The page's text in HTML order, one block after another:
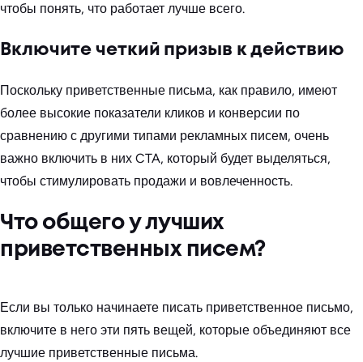
чтобы понять, что работает лучше всего.
Включите четкий призыв к действию
Поскольку приветственные письма, как правило, имеют
более высокие показатели кликов и конверсии по
сравнению с другими типами рекламных писем, очень
важно включить в них CTA, который будет выделяться,
чтобы стимулировать продажи и вовлеченность.
Что общего у лучших
приветственных писем?
Если вы только начинаете писать приветственное письмо,
включите в него эти пять вещей, которые объединяют все
лучшие приветственные письма.